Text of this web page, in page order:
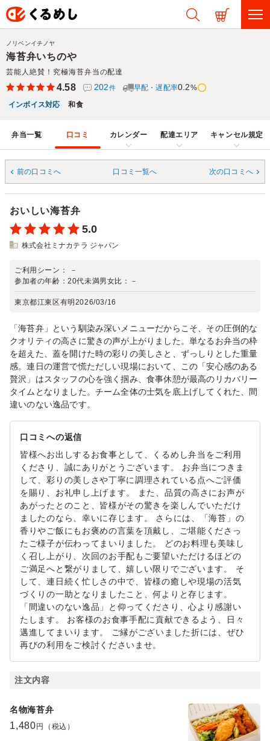
海苔弁いちのや
芸能人絶賛！究極海苔弁当の配達
ノリベンイチノヤ
4.58 202件 早配・遅配率0.2%
インボイス対応
和食
弁当一覧 口コミ カレンダー 配達エリア キャンセル規定
前の口コミへ 口コミ一覧へ 次の口コミへ
おいしい海苔弁
5.0
株式会社ミナカテラ ジャパン
ご利用シーン：
－
参加者の年齢：20代未満男女比： －
東京都江東区有明 2026/03/16
「海苔弁」という馴染み深いメニューだからこそ、その圧倒的な
クオリティの高さに驚きの声が上がりました。単なるお弁当の枠
を超えた、蓋を開けた時の彩りの美しさと、ずっしりとした重量
感。連日の運営で慌ただしい現場において、この「安心感のある
贅沢」はスタッフの心を強く掴み、食事休憩が最高のリカバリー
タイムとなりました。チーム全体の士気を底上げしてくれた、間
違いのない逸品です。
口コミへの返信
皆様へお出しするお食事として、くるめし弁当をご利用
くださり、誠にありがとうございます。 お弁当につきま
して、彩りの美しさや丁寧に調理されている点へご評価
を賜り、お礼申し上げます。 また、品質の高さにお声が
あがったとのこと、皆様がその驚きを楽しんでいただけ
ましたのなら、幸いに存じます。 さらには、「海苔」の
香りやご飯にもお褒めの言葉を頂戴し、ご堪能くださっ
たご様子が伝わってまいりました。 どのお料理も美味し
く召し上がり、次回のお手配もご要望いただけるほどの
ご満足へと繋がりまして、嬉しい限りでございます。 そ
して、連日続く忙しさの中で、皆様の癒しや現場の活気
づくりの一助となりましたこと、何よりと存じます。
「間違いのない逸品」と仰ってくださり、心より感謝い
たします。 お客様のお食事手配に貢献できるよう、日々
邁進してまいります。 ご縁がございました折には、ぜひ
再びの利用をご検討くださいませ。
注文内容
名物海苔弁
1,480 円（税込）